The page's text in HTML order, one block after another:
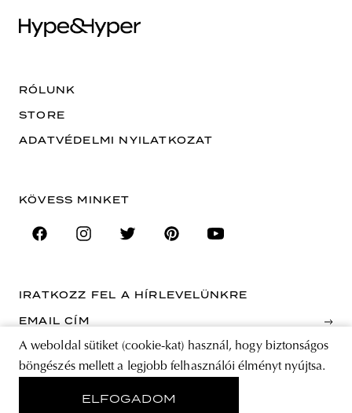
A weboldal sütiket (cookie-kat) használ, hogy biztonságos
böngészés mellett a legjobb felhasználói élményt nyújtsa.
ELFOGADOM
RÓLUNK
STORE
ADATVÉDELMI NYILATKOZAT
KÖVESS MINKET
IRATKOZZ FEL A HÍRLEVELÜNKRE
EMAIL CÍM
A feliratkozással elfogadja az Általános Szerződési Feltételeket és kijelenti,
hogy elolvasta az Adatvédelmi nyilatkozatot.